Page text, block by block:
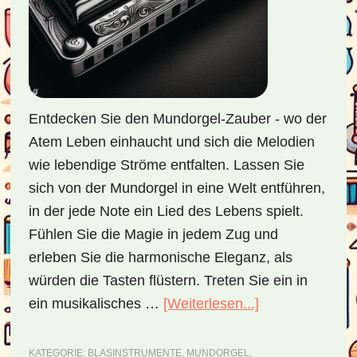
Entdecken Sie den Mundorgel-Zauber - wo der
Atem Leben einhaucht und sich die Melodien
wie lebendige Ströme entfalten. Lassen Sie
sich von der Mundorgel in eine Welt entführen,
in der jede Note ein Lied des Lebens spielt.
Fühlen Sie die Magie in jedem Zug und
erleben Sie die harmonische Eleganz, als
würden die Tasten flüstern. Treten Sie ein in
ein musikalisches … [Weiterlesen...] ÜberMundorgel
KATEGORIE: BLASINSTRUMENTE, MUNDORGEL,